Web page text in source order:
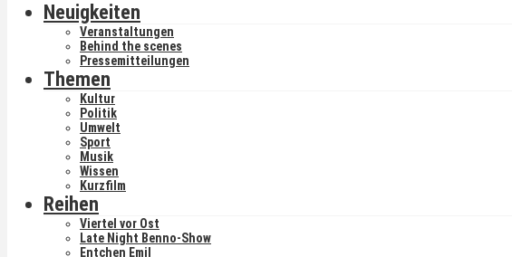
Neuigkeiten
Veranstaltungen
Behind the scenes
Pressemitteilungen
Themen
Kultur
Politik
Umwelt
Sport
Musik
Wissen
Kurzfilm
Reihen
Viertel vor Ost
Late Night Benno-Show
Entchen Emil